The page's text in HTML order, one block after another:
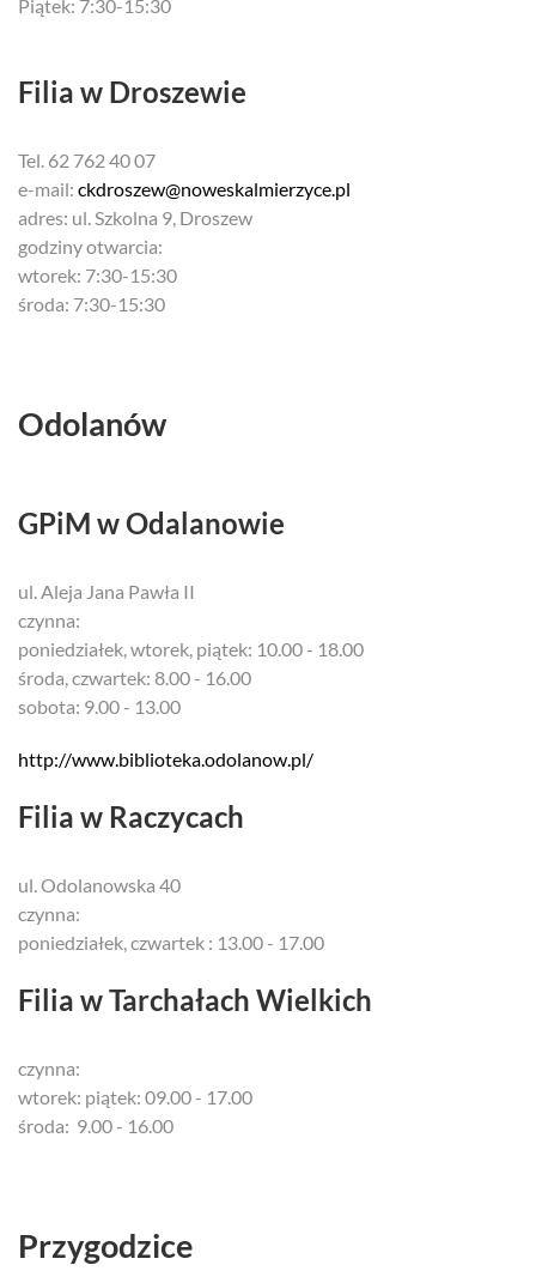
Piątek: 7:30-15:30
Filia w Droszewie
Tel. 62 762 40 07
e-mail: ckdroszew@noweskalmierzyce.pl
adres: ul. Szkolna 9, Droszew
godziny otwarcia:
wtorek: 7:30-15:30
środa: 7:30-15:30
Odolanów
GPiM w Odalanowie
ul. Aleja Jana Pawła II
czynna:
poniedziałek, wtorek, piątek: 10.00 - 18.00
środa, czwartek: 8.00 - 16.00
sobota: 9.00 - 13.00
http://www.biblioteka.odolanow.pl/
Filia w Raczycach
ul. Odolanowska 40
czynna:
poniedziałek, czwartek : 13.00 - 17.00
Filia w Tarchałach Wielkich
czynna:
wtorek: piątek: 09.00 - 17.00
środa: 9.00 - 16.00
Przygodzice